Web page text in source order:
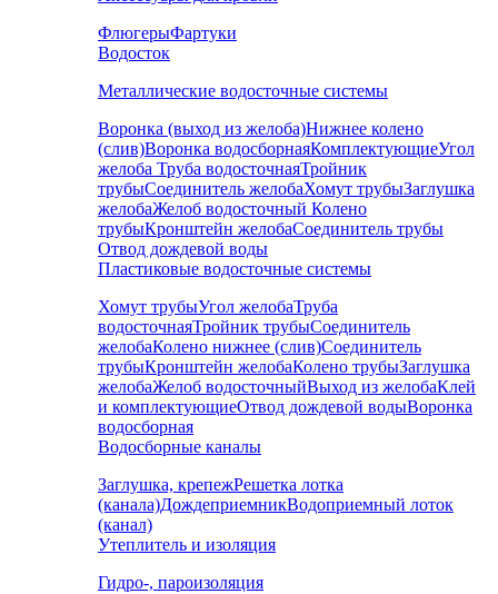
ФлюгерыФартуки
Водосток
Металлические водосточные системы
Воронка (выход из желоба)Нижнее колено
(слив)Воронка водосборнаяКомплектующиеУгол
желоба Труба водосточнаяТройник
трубыСоединитель желобаХомут трубыЗаглушка
желобаЖелоб водосточный Колено
трубыКронштейн желобаСоединитель трубы
Отвод дождевой воды
Пластиковые водосточные системы
Хомут трубыУгол желобаТруба
водосточнаяТройник трубыСоединитель
желобаКолено нижнее (слив)Соединитель
трубыКронштейн желобаКолено трубыЗаглушка
желобаЖелоб водосточныйВыход из желобаКлей
и комплектующиеОтвод дождевой водыВоронка
водосборная
Водосборные каналы
Заглушка, крепежРешетка лотка
(канала)ДождеприемникВодоприемный лоток
(канал)
Утеплитель и изоляция
Гидро-, пароизоляция